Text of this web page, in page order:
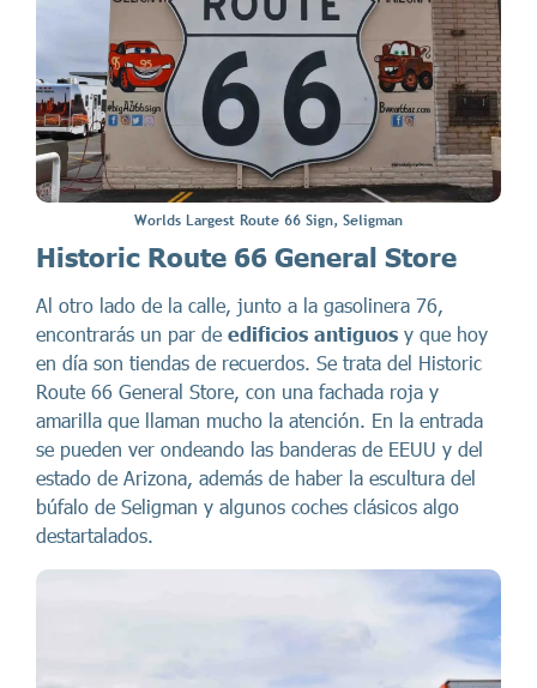
Worlds Largest Route 66 Sign, Seligman
Historic Route 66 General Store
Al otro lado de la calle, junto a la gasolinera 76,
encontrarás un par de edificios antiguos y que hoy
en día son tiendas de recuerdos. Se trata del Historic
Route 66 General Store, con una fachada roja y
amarilla que llaman mucho la atención. En la entrada
se pueden ver ondeando las banderas de EEUU y del
estado de Arizona, además de haber la escultura del
búfalo de Seligman y algunos coches clásicos algo
destartalados.